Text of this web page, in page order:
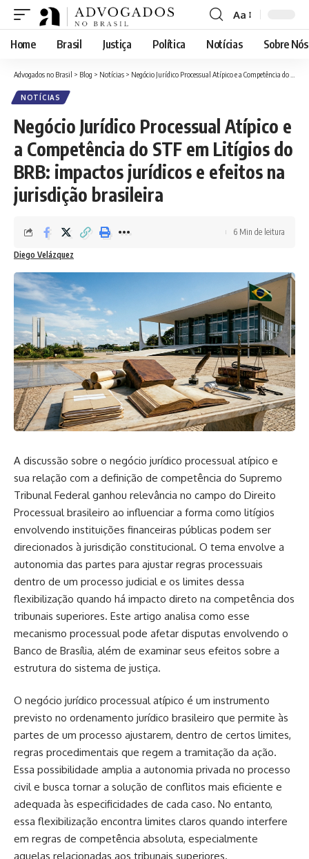
Font
Resizer
Aa
Home Brasil Justiça Política Notícias Sobre Nós
Advogados no Brasil > Blog > Notícias > Negócio Jurídico Processual Atípico e a Competência do STF em Litígios do BRB: impactos jurídicos e efeitos na jurisdição brasileira
NOTÍCIAS
Negócio Jurídico Processual Atípico e
a Competência do STF em Litígios do
BRB: impactos jurídicos e efeitos na
jurisdição brasileira
Diego Velázquez
6 Min de leitura
A discussão sobre o negócio jurídico processual atípico e
sua relação com a definição de competência do Supremo
Tribunal Federal ganhou relevância no campo do Direito
Processual brasileiro ao influenciar a forma como litígios
envolvendo instituições financeiras públicas podem ser
direcionados à jurisdição constitucional. O tema envolve a
autonomia das partes para ajustar regras processuais
dentro de um processo judicial e os limites dessa
flexibilização quando há impacto direto na competência dos
tribunais superiores. Este artigo analisa como esse
mecanismo processual pode afetar disputas envolvendo o
Banco de Brasília, além de examinar seus efeitos sobre a
estrutura do sistema de justiça.
O negócio jurídico processual atípico é um instrumento
previsto no ordenamento jurídico brasileiro que permite às
partes de um processo ajustarem, dentro de certos limites,
regras procedimentais que regem a tramitação da ação.
Essa possibilidade amplia a autonomia privada no processo
civil e busca tornar a solução de conflitos mais eficiente e
adequada às especificidades de cada caso. No entanto,
essa flexibilização encontra limites claros quando interfere
em regras de competência absoluta, especialmente
aquelas relacionadas aos tribunais superiores.